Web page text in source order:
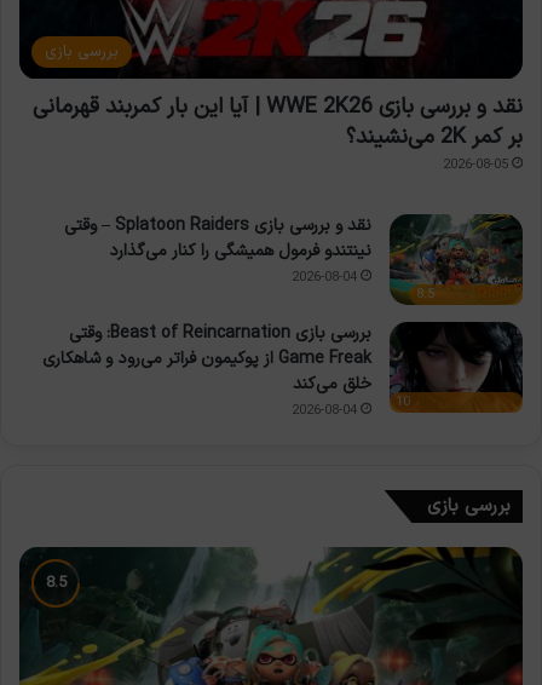
بررسی بازی
نقد و بررسی بازی WWE 2K26 | آیا این بار کمربند قهرمانی
بر کمر 2K می‌نشیند؟
2026-08-05
8.5
نقد و بررسی بازی Splatoon Raiders – وقتی
نینتندو فرمول همیشگی را کنار می‌گذارد
2026-08-04
10
بررسی بازی Beast of Reincarnation: وقتی
Game Freak از پوکیمون فراتر می‌رود و شاهکاری
خلق می‌کند
2026-08-04
بررسی بازی